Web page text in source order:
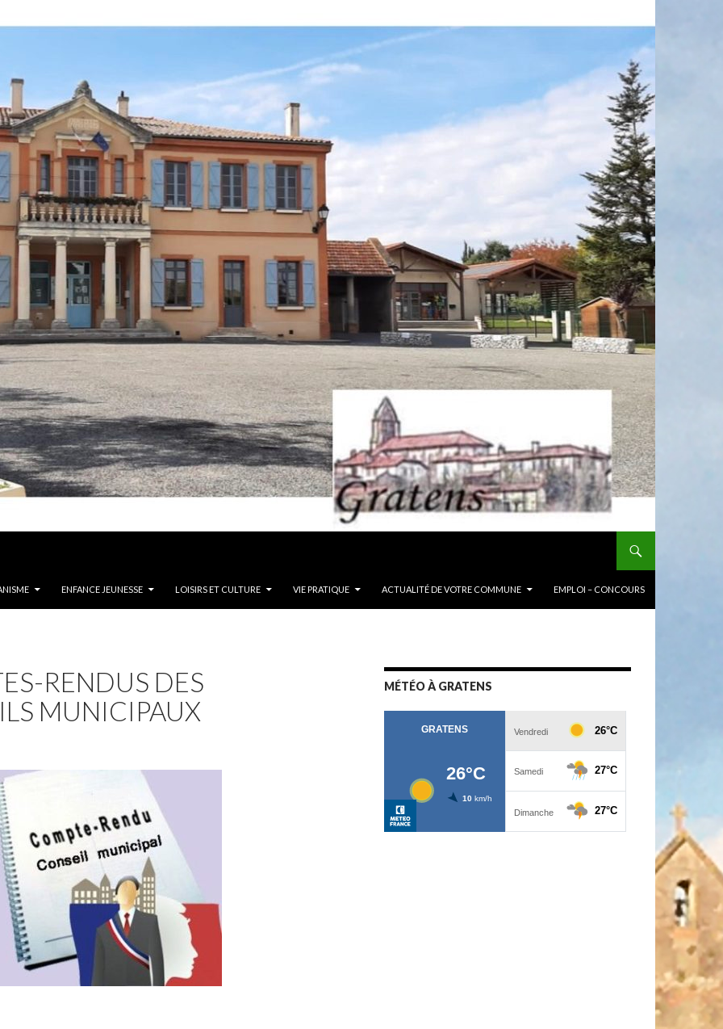
ENFANCE JEUNESSE LOISIRS ET CULTURE VIE PRATIQUE ACTUALITÉ DE VOTRE COMMUNE EMPLOI – CONCOURS
RENDUS DES
MUNICIPAUX
MÉTÉO À GRATENS